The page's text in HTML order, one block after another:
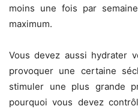
moins une fois par
maximum.
Vous devez aussi hydrater
provoquer une certaine
stimuler une plus grande
pourquoi vous devez